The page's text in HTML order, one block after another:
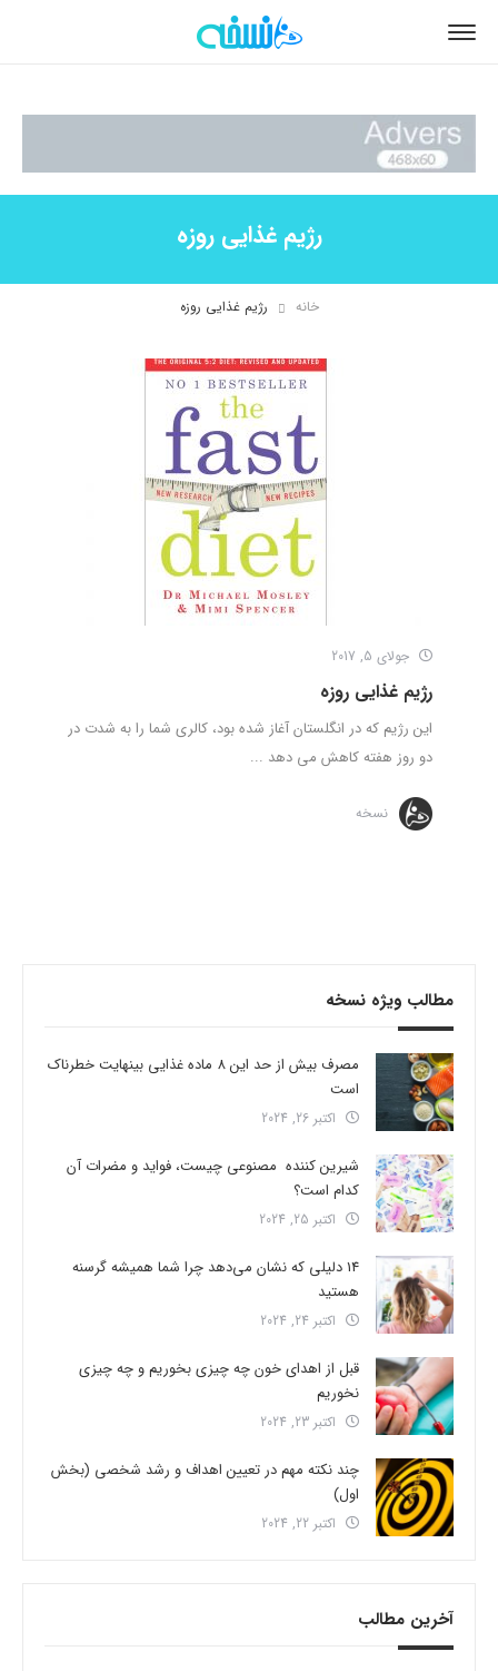
رژیم غذایی روزه
خانه رژیم غذایی روزه
جولای 5, 2017
رژیم غذایی روزه
این رژیم که در انگلستان آغاز شده بود، کالری شما را به شدت در
دو روز هفته کاهش می‌ دهد ...
نسخه
مطالب ویژه نسخه
مصرف بیش از حد این 8 ماده غذایی بینهایت خطرناک
است
اکتبر 26, 2024
شیرین کننده مصنوعی چیست، فواید و مضرات آن
کدام است؟
اکتبر 25, 2024
14 دلیلی که نشان می‌دهد چرا شما همیشه گرسنه
هستید
اکتبر 24, 2024
قبل از اهدای خون چه چیزی بخوریم و چه چیزی
نخوریم
اکتبر 23, 2024
چند نکته مهم در تعیین اهداف و رشد شخصی (بخش
اول)
اکتبر 22, 2024
آخرین مطالب